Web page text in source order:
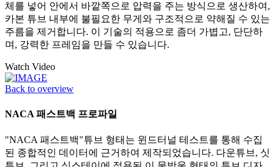
체를 넣어 안에서 바깥쪽으로 압력을 주는 방식으로 생산하여,
카본 튜브 내부에 불필요한 무게와 구조적으로 약해질 수 있는
주름을 제거합니다. 이 기술의 적용으로 좀더 가볍고, 단단하
며, 강력한 프레임을 만들 수 있습니다.
Watch Video
Back to overview
NACA 패스트백 프로파일
"NACA 패스트백"튜브 형태는 윈드터널 테스트를 통해 수집
된 종합적인 데이터에 근거하여 제작되었습니다. 다운튜브, 싯